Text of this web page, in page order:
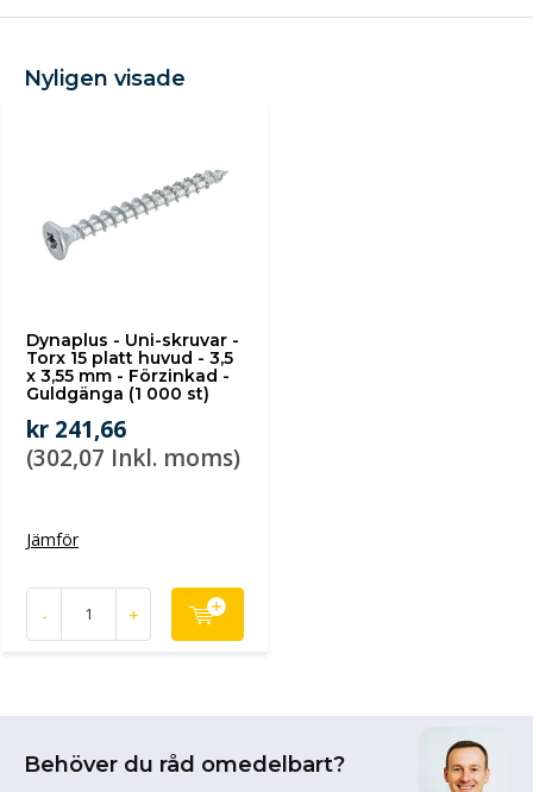
Nyligen visade
Dynaplus - Uni-skruvar -
Torx 15 platt huvud - 3,5
x 3,55 mm - Förzinkad -
Guldgänga (1 000 st)
kr 241,66
(302,07 Inkl. moms)
Jämför
- +
Behöver du råd omedelbart?